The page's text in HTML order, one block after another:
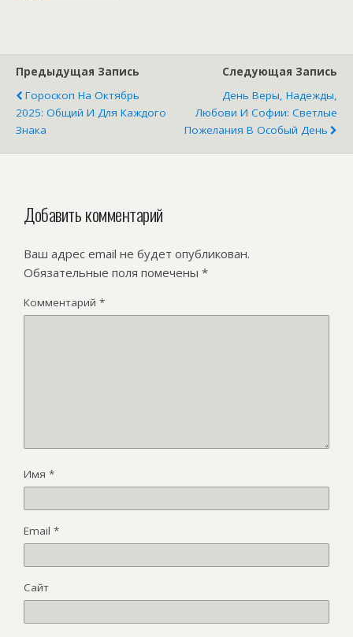
Предыдущая Запись
Гороскоп На Октябрь
2025: Общий И Для Каждого
Знака
Следующая Запись
День Веры, Надежды,
Любови И Софии: Светлые
Пожелания В Особый День
Добавить комментарий
Ваш адрес email не будет опубликован.
Обязательные поля помечены *
Комментарий *
Имя *
Email *
Сайт